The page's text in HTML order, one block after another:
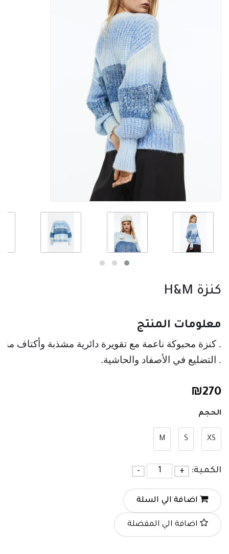
كنزة H&M
معلومات المنتج
. كنزة محبوكة ناعمة مع تقويرة دائرية مشذبة وأكتاف
. التضليع في الأصفاد والحاشية.
₪270
الحجم
XS
S
M
الكمية: +
-
اضافة الي السلة
اضافة الي المفضلة